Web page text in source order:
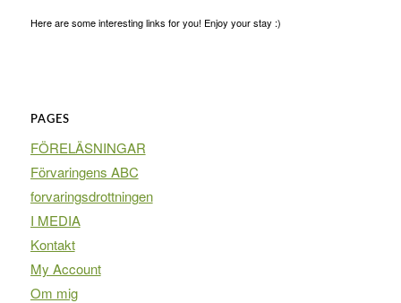
Here are some interesting links for you! Enjoy your stay :)
PAGES
FÖRELÄSNINGAR
Förvaringens ABC
forvaringsdrottningen
I MEDIA
Kontakt
My Account
Om mig